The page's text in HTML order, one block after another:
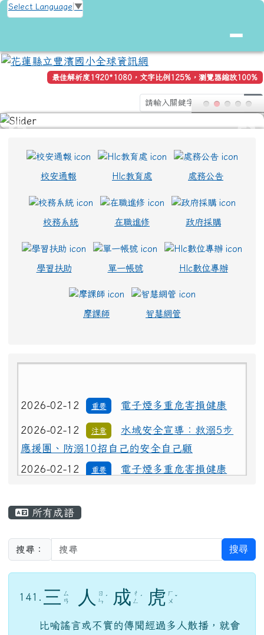
跳至主內容區
花蓮縣立豐濱國小全球資訊網
Select Language ▼
最佳解析度1920*1080，文字比例125%，瀏覽器縮放100%
校安通報 Hlc教育處 處務公告
校務系統 在職進修 政府採購
學習扶助 單一帳號 Hlc數位專辦
摩課師 智慧網管
重要
注意
應援團、防溺10招自己的安全自己顧
重要
應援團、防溺10招自己的安全自己顧
所有成語
搜尋： 搜尋
141. 三 ㄙ
ㄢ
人
ㄖ
ㄣ ˊ 成 ㄔ
ㄥ
ˊ 虎 ㄏ
ㄨ ˇ
比喻謠言或不實的傳聞經過多人散播，就會